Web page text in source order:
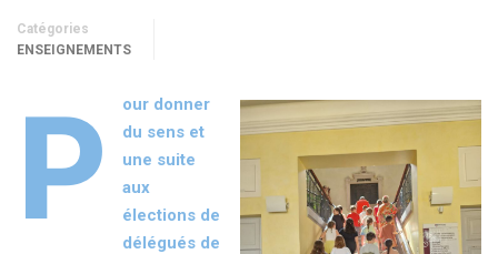
Catégories
ENSEIGNEMENTS
P
our donner
du sens et
une suite
aux
élections de
délégués de